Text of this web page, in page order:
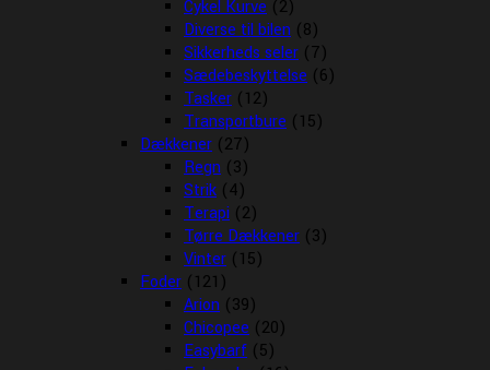
Cykel Kurve (2)
Diverse til bilen (8)
Sikkerheds seler (7)
Sædebeskyttelse (6)
Tasker (12)
Transportbure (15)
Dækkener (27)
Regn (3)
Strik (4)
Terapi (2)
Tørre Dækkener (3)
Vinter (15)
Foder (121)
Arion (39)
Chicopee (20)
Easybarf (5)